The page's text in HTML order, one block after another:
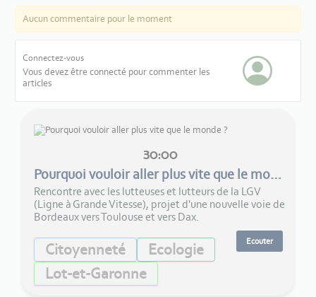
Aucun commentaire pour le moment
Connectez-vous
Vous devez être connecté pour commenter les
articles
30:00
Pourquoi vouloir aller plus vite que le monde ?
Rencontre avec les lutteuses et lutteurs de la LGV
(Ligne à Grande Vitesse), projet d'une nouvelle voie de
Bordeaux vers Toulouse et vers Dax.
Citoyenneté
Ecologie
Lot-et-Garonne
Ecouter